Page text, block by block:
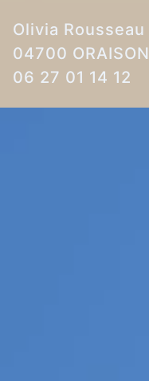
Olivia Rousseau
04700 ORAISON
06 27 01 14 12